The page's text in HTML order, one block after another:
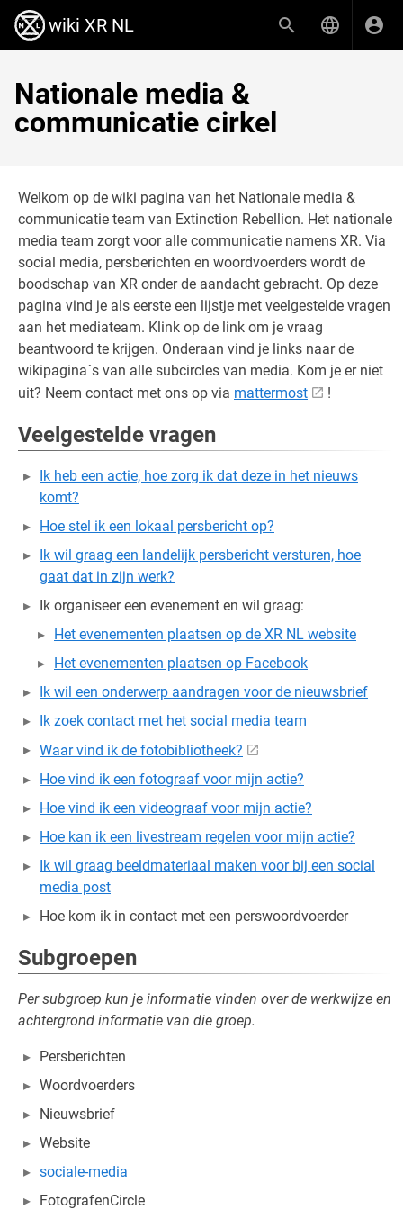
wiki XR NL
Nationale media &
communicatie cirkel
Welkom op de wiki pagina van het Nationale media &
communicatie team van Extinction Rebellion. Het nationale
media team zorgt voor alle communicatie namens XR. Via
social media, persberichten en woordvoerders wordt de
boodschap van XR onder de aandacht gebracht. Op deze
pagina vind je als eerste een lijstje met veelgestelde vragen
aan het mediateam. Klink op de link om je vraag
beantwoord te krijgen. Onderaan vind je links naar de
wikipagina´s van alle subcircles van media. Kom je er niet
uit? Neem contact met ons op via mattermost !
Veelgestelde vragen
Ik heb een actie, hoe zorg ik dat deze in het nieuws
komt?
Hoe stel ik een lokaal persbericht op?
Ik wil graag een landelijk persbericht versturen, hoe
gaat dat in zijn werk?
Ik organiseer een evenement en wil graag:
Het evenementen plaatsen op de XR NL website
Het evenementen plaatsen op Facebook
Ik wil een onderwerp aandragen voor de nieuwsbrief
Ik zoek contact met het social media team
Waar vind ik de fotobibliotheek?
Hoe vind ik een fotograaf voor mijn actie?
Hoe vind ik een videograaf voor mijn actie?
Hoe kan ik een livestream regelen voor mijn actie?
Ik wil graag beeldmateriaal maken voor bij een social
media post
Hoe kom ik in contact met een perswoordvoerder
Subgroepen
Per subgroep kun je informatie vinden over de werkwijze en
achtergrond informatie van die groep.
Persberichten
Woordvoerders
Nieuwsbrief
Website
sociale-media
FotografenCircle